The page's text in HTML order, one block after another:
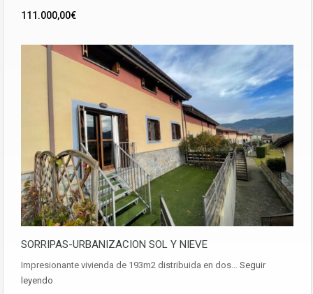
111.000,00€
SORRIPAS-URBANIZACION SOL Y NIEVE
Impresionante vivienda de 193m2 distribuida en dos… Seguir
leyendo